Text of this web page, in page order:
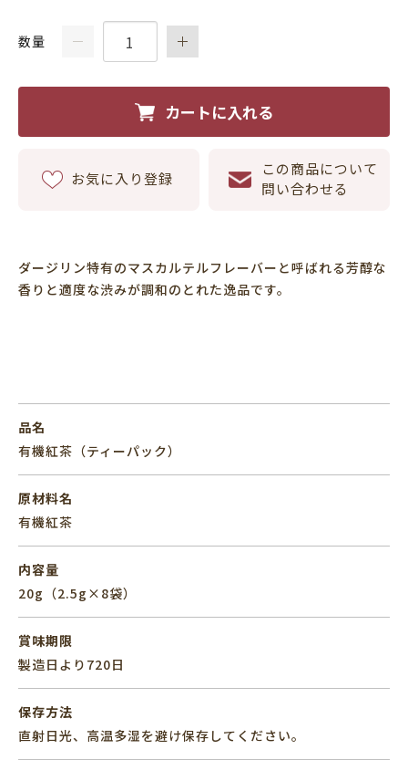
数量
カートに入れる
お気に入り登録
この商品について
問い合わせる
ダージリン特有のマスカルテルフレーバーと呼ばれる芳醇な
香りと適度な渋みが調和のとれた逸品です。
品名
有機紅茶（ティーパック）
原材料名
有機紅茶
内容量
20g（2.5g×8袋）
賞味期限
製造日より720日
保存方法
直射日光、高温多湿を避け保存してください。